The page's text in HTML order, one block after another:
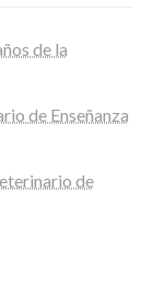
de la
de Enseñanza
de